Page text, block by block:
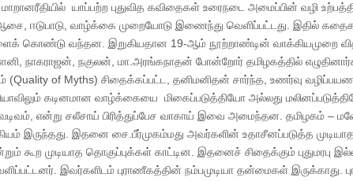
யாப்பற்ற புதுவித கவிதைகள் உரைநடை அமைப்பின் வழி
ஈடுபாடு, வாழ்க்கை முறையோடு இணைந்து வெளிப்பட்டது. இதில்
கொண்டு வந்தன. இறுகியதான 19-ஆம் நூற்றாண்டின் வாக்கியமுறை
நாகராஜன், நகுலன், மா.அரங்கநாதன் போன்றோர் தமிழகத்தில்
(Quality of Myths) சிதைக்கப்பட்ட, தனிமனிதன் சார்ந்த, உணர்வு
கடினமான வாழ்க்கையை மிகைப்படுத்தியோ அல்லது
என்று சலீசாய் பிரித்துப்பேச வாகாய் இவை அமைந்தன. தமிழகம் –
இருந்தது. இதனை சை.பீர்முகம்மது அவர்களின் உதாசீனப்படுத்த
கூற முடியாத தொகுப்புக்கள் காட்டின. இதனைச் சிதைக்கும் புதுமரபு
இவர்களிடம் புராணீகத்தின் நம்பமுடியா தன்மைகள்